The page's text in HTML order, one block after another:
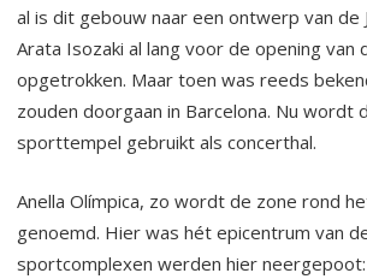
al is dit gebouw naar een ontwerp van de
Arata Isozaki al lang voor de opening van
opgetrokken. Maar toen was reeds
zouden doorgaan in Barcelona. Nu wordt
sporttempel gebruikt als concerthal.
Anella Olímpica, zo wordt de zone rond
genoemd. Hier was hét epicentrum van
sportcomplexen werden hier neergepoot: